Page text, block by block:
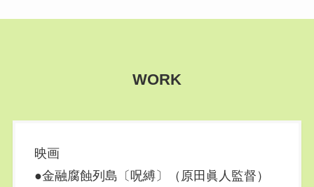
WORK
映画
●金融腐蝕列島〔呪縛〕（原田眞人監督）